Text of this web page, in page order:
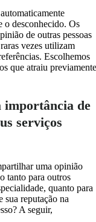
o desconhecido. Os
de outras pessoas
vezes utilizam
Escolhemos
que atraiu previamente
importância de
serviços
uma opinião
tanto para outros
quanto para
sua reputação na
A seguir,